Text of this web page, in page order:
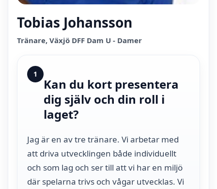
Tobias Johansson
Tränare, Växjö DFF Dam U - Damer
1
Kan du kort presentera
dig själv och din roll i
laget?
Jag är en av tre tränare. Vi arbetar med
att driva utvecklingen både individuellt
och som lag och ser till att vi har en miljö
där spelarna trivs och vågar utvecklas. Vi